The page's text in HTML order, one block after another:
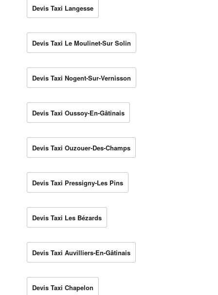
Devis Taxi Langesse
Devis Taxi Le Moulinet-Sur Solin
Devis Taxi Nogent-Sur-Vernisson
Devis Taxi Oussoy-En-Gâtinais
Devis Taxi Ouzouer-Des-Champs
Devis Taxi Pressigny-Les Pins
Devis Taxi Les Bézards
Devis Taxi Auvilliers-En-Gâtinais
Devis Taxi Chapelon